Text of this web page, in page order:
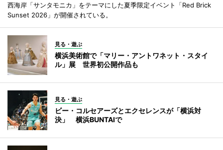
西海岸「サンタモニカ」をテーマにした夏季限定イベント「Red Brick
Sunset 2026」が開催されている。
見る・遊ぶ
横浜美術館で「マリー・アントワネット・スタイ
ル」展 世界初公開作品も
見る・遊ぶ
ビー・コルセアーズとエクセレンスが「横浜対
決」 横浜BUNTAIで